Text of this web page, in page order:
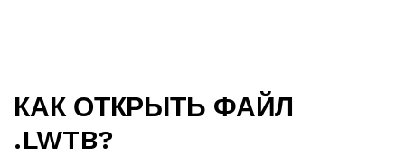
КАК ОТКРЫТЬ ФАЙЛ
.LWTB?